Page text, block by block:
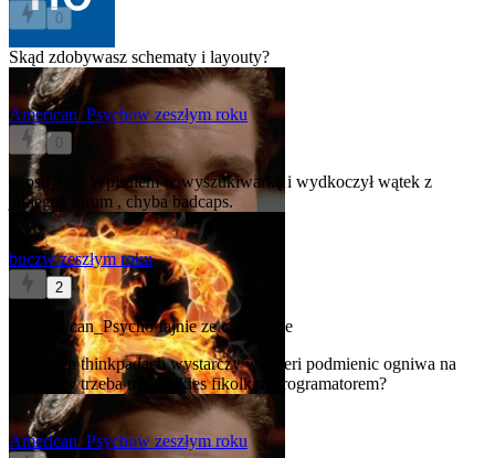
0
Skąd zdobywasz schematy i layouty?
American_Psychow zeszłym roku
0
@osn_jallr
Wpisałem w wyszukiwarkę i wydkoczył wątek z
jakiegoś forum , chyba badcaps.
buczw zeszłym roku
2
@American_Psychofajnie ze ci sie chce
w starych thinkpadach wystarczy w bateri podmienic ogniwa na
nowe czy trzeba robic jakies fikolki z programatorem?
American_Psychow zeszłym roku